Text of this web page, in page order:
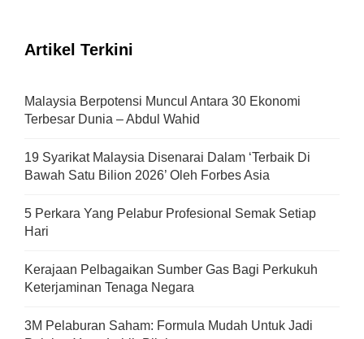
Artikel Terkini
Malaysia Berpotensi Muncul Antara 30 Ekonomi
Terbesar Dunia – Abdul Wahid
19 Syarikat Malaysia Disenarai Dalam ‘Terbaik Di
Bawah Satu Bilion 2026’ Oleh Forbes Asia
5 Perkara Yang Pelabur Profesional Semak Setiap
Hari
Kerajaan Pelbagaikan Sumber Gas Bagi Perkukuh
Keterjaminan Tenaga Negara
3M Pelaburan Saham: Formula Mudah Untuk Jadi